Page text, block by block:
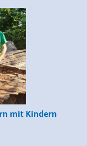
mit Kindern